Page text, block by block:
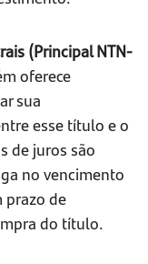
(Principal NTN-
oferece
sua
esse título e o
de juros são
no vencimento
prazo de
do título.